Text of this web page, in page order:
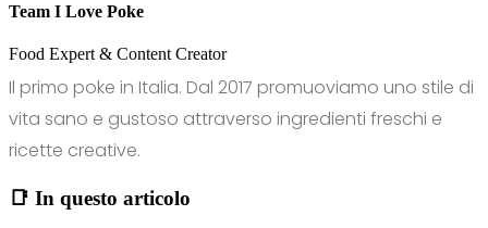
Team I Love Poke
Food Expert & Content Creator
Il primo poke in Italia. Dal 2017 promuoviamo uno stile di
vita sano e gustoso attraverso ingredienti freschi e
ricette creative.
📑 In questo articolo